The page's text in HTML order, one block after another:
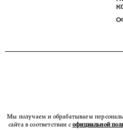
Мы получаем и обрабатываем
сайта в соответствии софициальной